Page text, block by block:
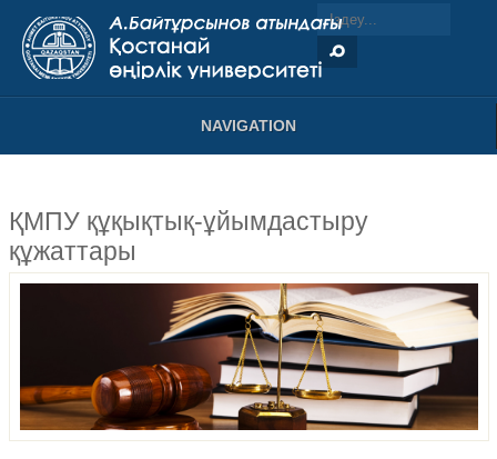
NAVIGATION
ҚМПУ құқықтық-ұйымдастыру
құжаттары